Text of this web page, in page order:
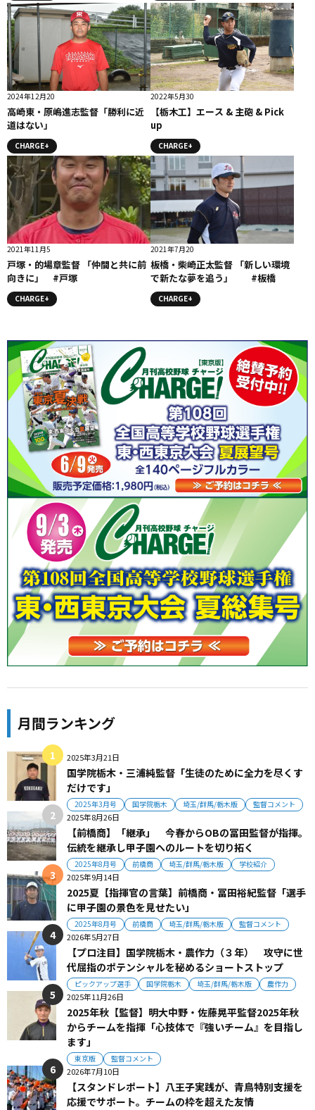
2024年12月20
高崎東・原嶋進志監督「勝利に近
道はない」
CHARGE+
2022年5月30
【栃木工】エース & 主砲 & Pick
up
CHARGE+
2021年11月5
戸塚・的場章監督 「仲間と共に前
向きに」 #戸塚
CHARGE+
2021年7月20
板橋・柴崎正太監督 「新しい環境
で新たな夢を追う」 #板橋
CHARGE+
月間ランキング
2025年3月21日
国学院栃木・三浦純監督「生徒のために全力を尽くす
だけです」
2025年3月号 国学院栃木 埼玉/群馬/栃木版 監督コメント
2025年8月26日
【前橋商】「継承」 今春からOBの冨田監督が指揮。
伝統を継承し甲子園へのルートを切り拓く
2025年8月号 前橋商 埼玉/群馬/栃木版 学校紹介
2025年9月14日
2025夏【指揮官の言葉】前橋商・冨田裕紀監督「選手
に甲子園の景色を見せたい」
2025年8月号 前橋商 埼玉/群馬/栃木版 監督コメント
2026年5月27日
【プロ注目】国学院栃木・農作力（３年） 攻守に世
代屈指のポテンシャルを秘めるショートストップ
ピックアップ選手 国学院栃木 埼玉/群馬/栃木版 農作力
2025年11月26日
2025年秋【監督】明大中野・佐藤晃平監督2025年秋
からチームを指揮「心技体で『強いチーム』を目指し
ます」
東京版 監督コメント
2026年7月10日
【スタンドレポート】八王子実践が、青鳥特別支援を
応援でサポート。チームの枠を超えた友情